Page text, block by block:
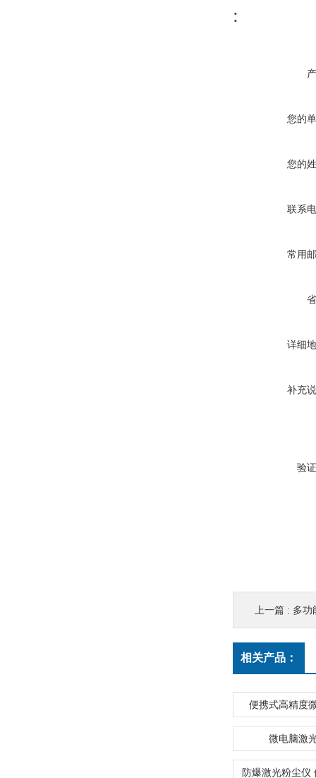
:
您的
您的
联系
常用
详细
补充
验
上一篇 : 多功
相关产品：
便携式高精度
微电脑激